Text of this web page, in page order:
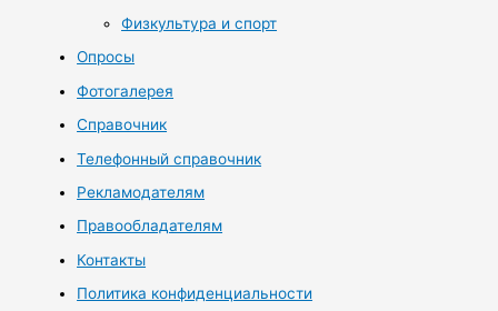
Физкультура и спорт
Опросы
Фотогалерея
Справочник
Телефонный справочник
Рекламодателям
Правообладателям
Контакты
Политика конфиденциальности